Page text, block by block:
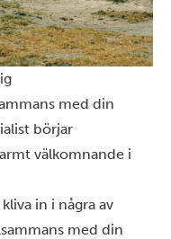
med din
börjar
välkomnande i
in i några av
med din